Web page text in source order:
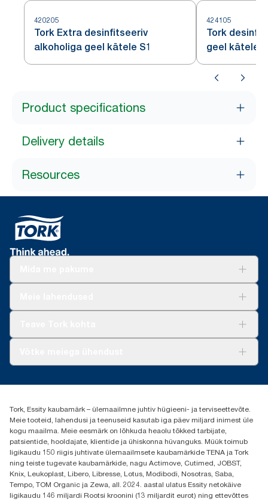
420205
Tork Extra desinfitseeriv
alkoholiga geel kätele S1
424105
Tork
geel kätele
Product specifications
Delivery details
Resources
+37253322264
Leia Tork maaletooja
Essity Estonia OÜ
Reti Tee 9, Peetri alevik, Rae vald
Harju maakond
75312 Estonia
Tork, Essity kaubamärk – ülemaailmne juhtiv hügieeni- ja terviseettevõte.
Meie tooteid, lahendusi ja teenuseid kasutab iga päev miljard inimest üle
kogu maailma. Meie eesmärk on lõhkuda heaolu tõkked tarbijate,
patsientide, hooldajate, klientide ja ühiskonna hüvanguks. Müük toimub
ligikaudu 150 riigis juhtivate ülemaailmsete kaubamärkide TENA ja Tork
ning teiste tugevate kaubamärkide, nagu Actimove, Cutimed, JOBST,
Knix, Leukoplast, Libero, Libresse, Lotus, Modibodi, Nosotras, Saba,
Tempo, TOM Organic ja Zewa, all. 2024. aastal ulatus Essity netokäive
ligikaudu 146 miljardi Rootsi kroonini (13 miljardit eurot) ning ettevõttes